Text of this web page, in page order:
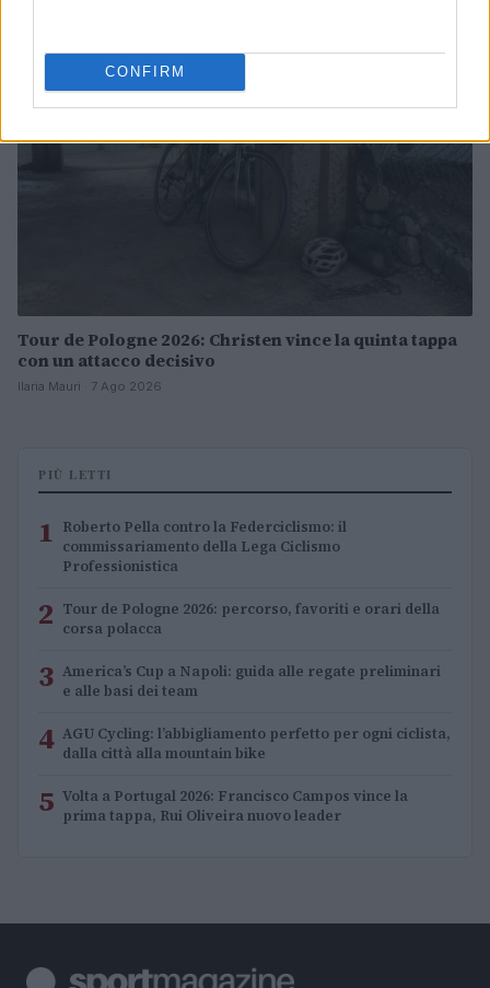
CONFIRM
Tour de Pologne 2026: Christen vince la quinta tappa
con un attacco decisivo
Ilaria Mauri · 7 Ago 2026
PIÙ LETTI
1 Roberto Pella contro la Federciclismo: il
commissariamento della Lega Ciclismo
Professionistica
2 Tour de Pologne 2026: percorso, favoriti e orari della
corsa polacca
3 America’s Cup a Napoli: guida alle regate preliminari
e alle basi dei team
4 AGU Cycling: l’abbigliamento perfetto per ogni ciclista,
dalla città alla mountain bike
5 Volta a Portugal 2026: Francisco Campos vince la
prima tappa, Rui Oliveira nuovo leader